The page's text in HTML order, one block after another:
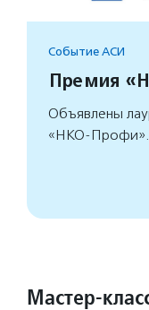
Событие АСИ
Премия
Объявлены
«НКО-Профи».
Мастер-